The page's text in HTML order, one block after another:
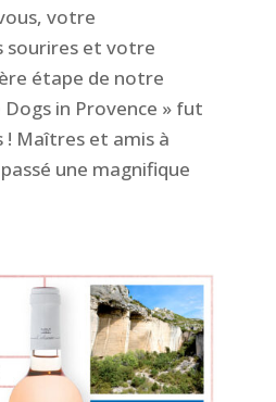
votre
sourires et votre
étape de notre
in Provence » fut
! Maîtres et amis à
une magnifique